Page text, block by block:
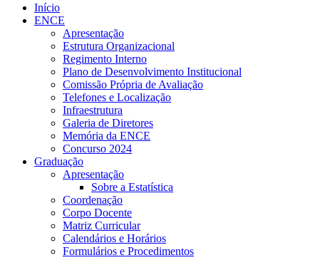
Início
ENCE
Apresentação
Estrutura Organizacional
Regimento Interno
Plano de Desenvolvimento Institucional
Comissão Própria de Avaliação
Telefones e Localização
Infraestrutura
Galeria de Diretores
Memória da ENCE
Concurso 2024
Graduação
Apresentação
Sobre a Estatística
Coordenação
Corpo Docente
Matriz Curricular
Calendários e Horários
Formulários e Procedimentos